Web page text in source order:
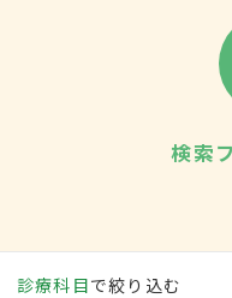
検索
診療科目で絞り込む